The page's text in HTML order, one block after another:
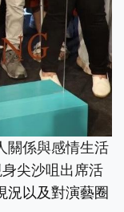
關係與感情生活
尖沙咀出席活
況以及對演藝圈